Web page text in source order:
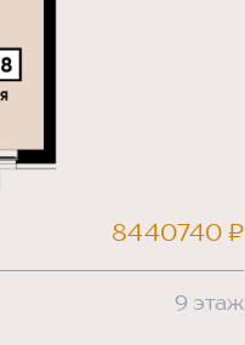
8440740 ₽
9 этаж